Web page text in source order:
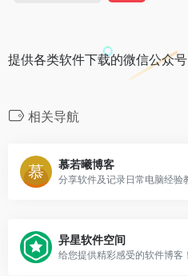
提供各类软件下载的微信公众号
相关导航
慕若曦博客
异星软件空间